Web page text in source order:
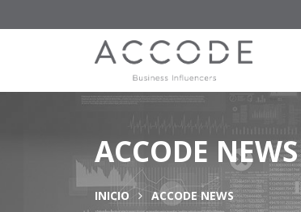
ACCODE NEWS
INICIO ACCODE NEWS